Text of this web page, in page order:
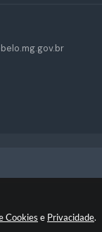
Cookies e Privacidade.